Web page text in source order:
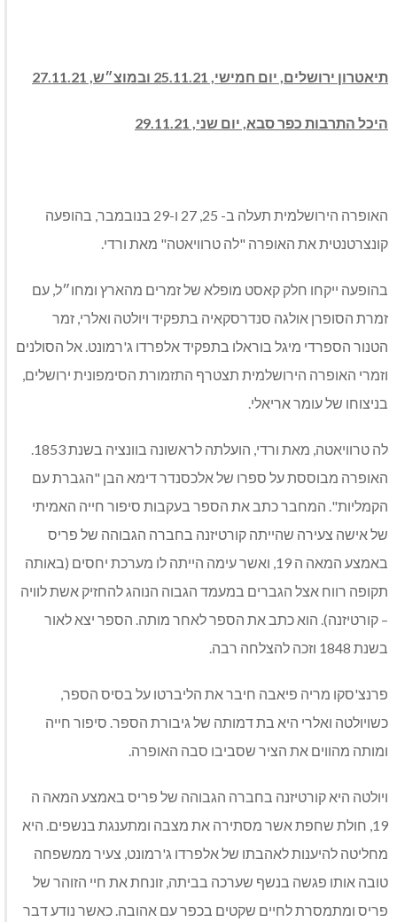
תיאטרון ירושלים, יום חמישי, 25.11.21 ובמוצ״ש, 27.11.21
היכל התרבות כפר סבא, יום שני, 29.11.21
האופרה הירושלמית תעלה ב- 25, 27 ו-29 בנובמבר, בהופעה
קונצרטנטית את האופרה "לה טרוויאטה" מאת ורדי.
בהופעה ייקחו חלק קאסט מופלא של זמרים מהארץ ומחו״ל, עם
זמרת הסופרן אולגה סנדרסקאיה בתפקיד ויולטה ואלרי, זמר
הטנור הספרדי מיגל בוראלו בתפקיד אלפרדו ג'רמונט. אל הסולנים
וזמרי האופרה הירושלמית תצטרף התזמורת הסימפונית ירושלים,
בניצוחו של עומר אריאלי.
לה טרוויאטה, מאת ורדי, הועלתה לראשונה בוונציה בשנת 1853.
האופרה מבוססת על ספרו של אלכסנדר דימא הבן "הגברת עם
הקמליות". המחבר כתב את הספר בעקבות סיפור חייה האמיתי
של אישה צעירה שהייתה קורטיזנה בחברה הגבוהה של פריס
באמצע המאה ה 19, ואשר עימה הייתה לו מערכת יחסים (באותה
תקופה רווח אצל הגברים במעמד הגבוה הנוהג להחזיק אשת לוויה
– קורטיזנה). הוא כתב את הספר לאחר מותה. הספר יצא לאור
בשנת 1848 וזכה להצלחה רבה.
פרנצ'סקו מריה פיאבה חיבר את הליברטו על בסיס הספר,
כשויולטה ואלרי היא בת דמותה של גיבורת הספר. סיפור חייה
ומותה מהווים את הציר שסביבו סבה האופרה.
ויולטה היא קורטיזנה בחברה הגבוהה של פריס באמצע המאה ה
19, חולת שחפת אשר מסתירה את מצבה ומתענגת בנשפים. היא
מחליטה להיענות לאהבתו של אלפרדו ג'רמונט, צעיר ממשפחה
טובה אותו פגשה בנשף שערכה בביתה, זונחת את חיי הזוהר של
פריס ומתמסרת לחיים שקטים בכפר עם אהובה. כאשר נודע דבר